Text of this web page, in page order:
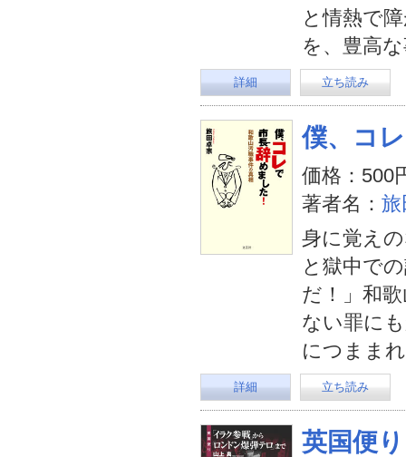
と情熱で
を、豊高
詳細 立ち読み
僕、コ
価格：500
著者名： 旅
身に覚え
と獄中で
だ！」和
ない罪に
につまま
詳細 立ち読み
英国便り